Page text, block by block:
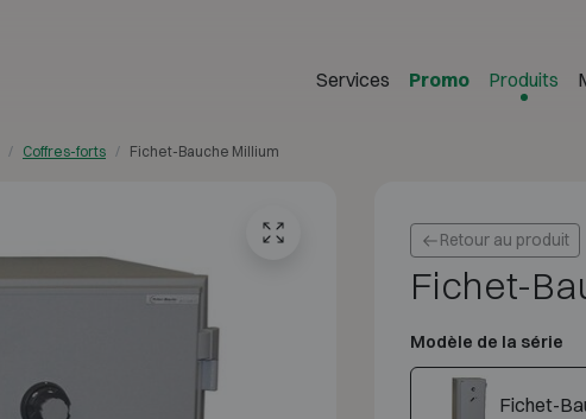
Services Promo Produits
Coffres-forts Fichet-Bauche Millium
Retour au produit
Fichet-
Modèle de la série
Fichet-